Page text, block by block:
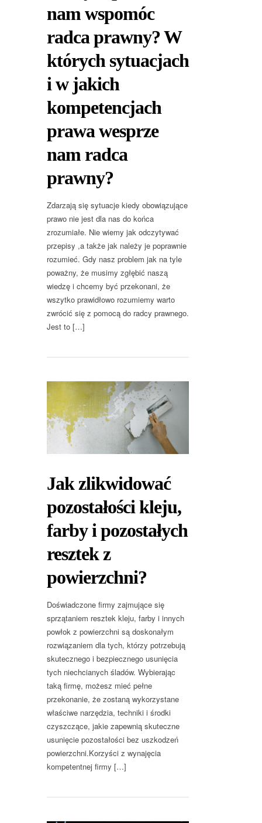
nam wspomóc
radca prawny? W
których sytuacjach
i w jakich
kompetencjach
prawa wesprze
nam radca
prawny?
Zdarzają się sytuacje kiedy obowiązujące
prawo nie jest dla nas do końca
zrozumiałe. Nie wiemy jak odczytywać
przepisy ,a także jak należy je poprawnie
rozumieć. Gdy nasz problem jak na tyle
poważny, że musimy zgłębić naszą
wiedzę i chcemy być przekonani, że
wszytko prawidłowo rozumiemy warto
zwrócić się z pomocą do radcy prawnego.
Jest to […]
Jak zlikwidować
pozostałości kleju,
farby i pozostałych
resztek z
powierzchni?
Doświadczone firmy zajmujące się
sprzątaniem resztek kleju, farby i innych
powłok z powierzchni są doskonałym
rozwiązaniem dla tych, którzy potrzebują
skutecznego i bezpiecznego usunięcia
tych niechcianych śladów. Wybierając
taką firmę, możesz mieć pełne
przekonanie, że zostaną wykorzystane
właściwe narzędzia, techniki i środki
czyszczące, jakie zapewnią skuteczne
usunięcie pozostałości bez uszkodzeń
powierzchni.Korzyści z wynajęcia
kompetentnej firmy […]